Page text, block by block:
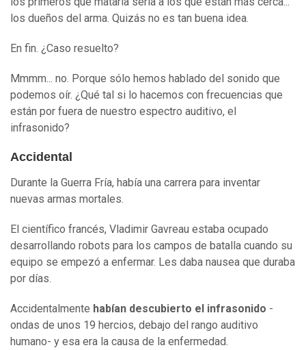
los dueños del arma. Quizás no es tan buena idea.
En fin. ¿Caso resuelto?
Mmmm... no. Porque sólo hemos hablado del sonido que
podemos oír. ¿Qué tal si lo hacemos con frecuencias que
están por fuera de nuestro espectro auditivo, el
infrasonido?
Accidental
Durante la Guerra Fría, había una carrera para inventar
nuevas armas mortales.
El científico francés, Vladimir Gavreau estaba ocupado
desarrollando robots para los campos de batalla cuando su
equipo se empezó a enfermar. Les daba nausea que duraba
por días.
Accidentalmente habían descubierto el infrasonido -
ondas de unos 19 hercios, debajo del rango auditivo
humano- y esa era la causa de la enfermedad.